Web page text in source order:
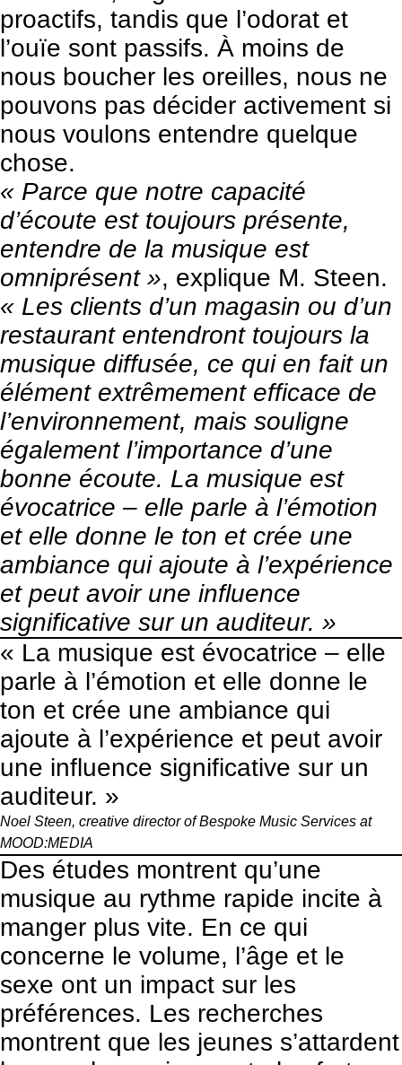
proactifs, tandis que l’odorat et
l’ouïe sont passifs. À moins de
nous boucher les oreilles, nous ne
pouvons pas décider activement si
nous voulons entendre quelque
chose.
« Parce que notre capacité
d’écoute est toujours présente,
entendre de la musique est
omniprésent », explique M. Steen.
« Les clients d’un magasin ou d’un
restaurant entendront toujours la
musique diffusée, ce qui en fait un
élément extrêmement efficace de
l’environnement, mais souligne
également l’importance d’une
bonne écoute. La musique est
évocatrice – elle parle à l’émotion
et elle donne le ton et crée une
ambiance qui ajoute à l’expérience
et peut avoir une influence
significative sur un auditeur. »
« La musique est évocatrice – elle
parle à l’émotion et elle donne le
ton et crée une ambiance qui
ajoute à l’expérience et peut avoir
une influence significative sur un
auditeur. »
Noel Steen, creative director of Bespoke Music Services at
MOOD:MEDIA
Des études montrent qu’une
musique au rythme rapide incite à
manger plus vite. En ce qui
concerne le volume, l’âge et le
sexe ont un impact sur les
préférences. Les recherches
montrent que les jeunes s’attardent